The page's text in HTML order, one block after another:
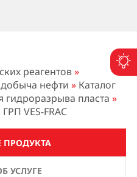
реагентов»
нефти » Каталог
гидроразрыва пласта »
VES-FRAC
УСЛУГЕ